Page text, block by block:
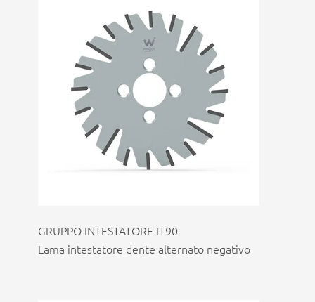
GRUPPO INTESTATORE IT90
Lama intestatore dente alternato negativo